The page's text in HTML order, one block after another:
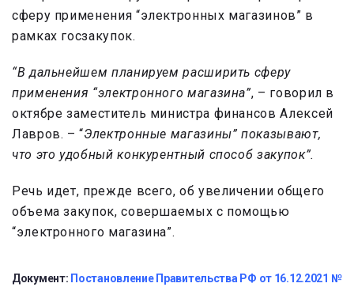
сферу применения “электронных магазинов” в
рамках госзакупок.
“В дальнейшем планируем расширить сферу
применения “электронного магазина”, – говорил в
октябре заместитель министра финансов Алексей
Лавров. – “Электронные магазины” показывают,
что это удобный конкурентный способ закупок”.
Речь идет, прежде всего, об увеличении общего
объема закупок, совершаемых с помощью
“электронного магазина”.
Документ: Постановление Правительства РФ от 16.12.2021 №